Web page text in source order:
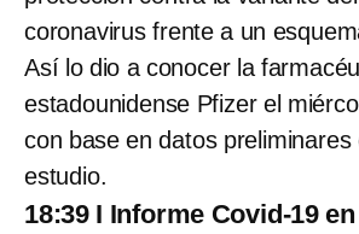
coronavirus frente a un
Así lo dio a conocer la
estadounidense Pfizer el
con base en datos preliminares
estudio.
18:39 I Informe Covid-19